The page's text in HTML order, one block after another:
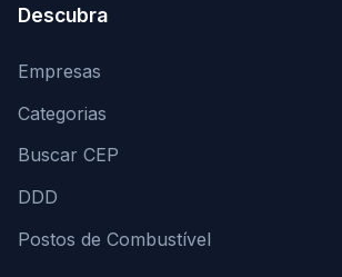
Descubra
Empresas
Categorias
Buscar CEP
DDD
Postos de Combustível